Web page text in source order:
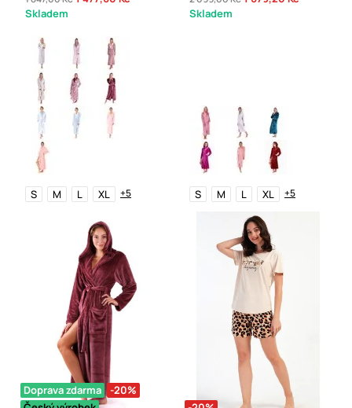
Skladem
S M L XL +5
Skladem
S M L XL +5
Doprava zdarma
-20%